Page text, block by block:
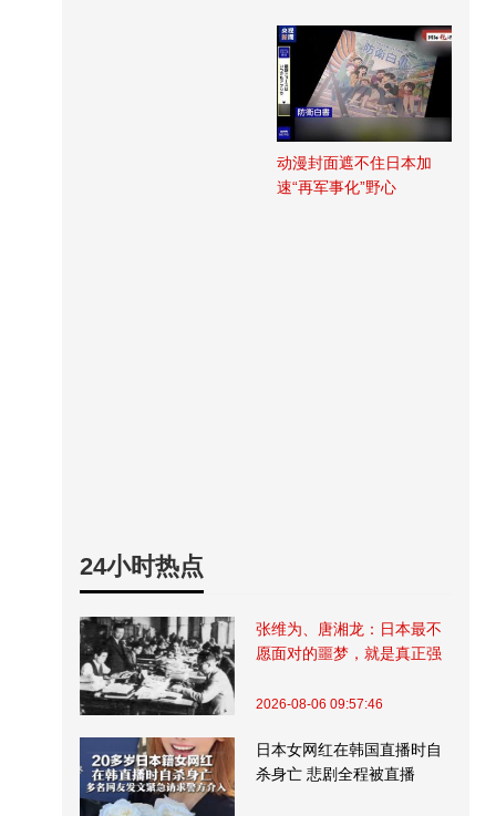
动漫封面遮不住日本加
速“再军事化”野心
24小时热点
张维为、唐湘龙：日本最不
愿面对的噩梦，就是真正强
2026-08-06 09:57:46
日本女网红在韩国直播时自
杀身亡 悲剧全程被直播